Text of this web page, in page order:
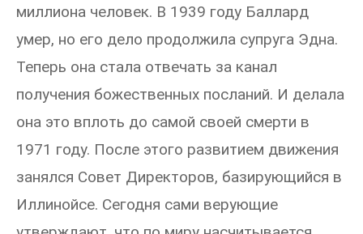
миллиона человек. В 1939 году Баллард
умер, но его дело продолжила супруга Эдна.
Теперь она стала отвечать за канал
получения божественных посланий. И делала
она это вплоть до самой своей смерти в
1971 году. После этого развитием движения
занялся Совет Директоров, базирующийся в
Иллинойсе. Сегодня сами верующие